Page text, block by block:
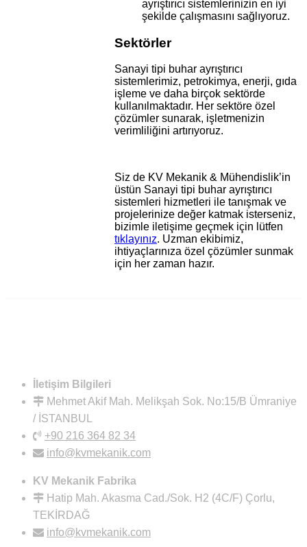
ayrıştırıcı sistemlerinizin en iyi
şekilde çalışmasını sağlıyoruz.
Sektörler
Sanayi tipi buhar ayrıştırıcı
sistemlerimiz, petrokimya, enerji, gıda
işleme ve daha birçok sektörde
kullanılmaktadır. Her sektöre özel
çözümler sunarak, işletmenizin
verimliliğini artırıyoruz.
Siz de KV Mekanik & Mühendislik’in
üstün Sanayi tipi buhar ayrıştırıcı
sistemleri hizmetleri ile tanışmak ve
projelerinize değer katmak isterseniz,
bizimle iletişime geçmek için lütfen
tıklayınız. Uzman ekibimiz,
ihtiyaçlarınıza özel çözümler sunmak
için her zaman hazır.
İletişim Bilgileri
Mehmet Akif Mah. Melikşah Sok. No:15/B Ümraniye
/ İSTANBUL
+90 216 364 82 34
info@kvmekanik.com
KV Mekanik Fabrika
Hatip Mah. Akasma Cad./Sok. H2 (4C/F) Çorlu,
TEKİRDAĞ
info@kvmekanik.com